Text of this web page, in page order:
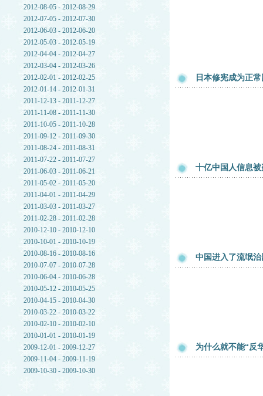
2012-08-05 - 2012-08-29
2012-07-05 - 2012-07-30
2012-06-03 - 2012-06-20
2012-05-03 - 2012-05-19
2012-04-04 - 2012-04-27
2012-03-04 - 2012-03-26
2012-02-01 - 2012-02-25
2012-01-14 - 2012-01-31
2011-12-13 - 2011-12-27
2011-11-08 - 2011-11-30
2011-10-05 - 2011-10-28
2011-09-12 - 2011-09-30
2011-08-24 - 2011-08-31
2011-07-22 - 2011-07-27
2011-06-03 - 2011-06-21
2011-05-02 - 2011-05-20
2011-04-01 - 2011-04-29
2011-03-03 - 2011-03-27
2011-02-28 - 2011-02-28
2010-12-10 - 2010-12-10
2010-10-01 - 2010-10-19
2010-08-16 - 2010-08-16
2010-07-07 - 2010-07-28
2010-06-04 - 2010-06-28
2010-05-12 - 2010-05-25
2010-04-15 - 2010-04-30
2010-03-22 - 2010-03-22
2010-02-10 - 2010-02-10
2010-01-01 - 2010-01-19
2009-12-01 - 2009-12-27
2009-11-04 - 2009-11-19
2009-10-30 - 2009-10-30
日本修宪成为正
十亿中国人信息
中国进入了流氓
为什么就不能“反